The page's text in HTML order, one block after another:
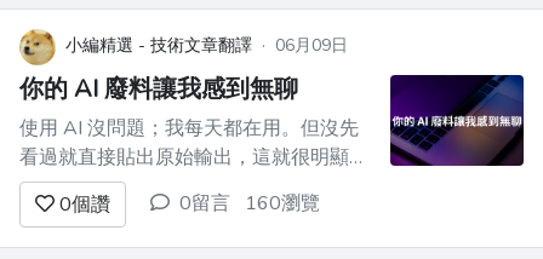
化。 重點是 **徹底分工**。Jenkins 端只
負責丟出「失敗這件...
小編精選 - 技術文章翻譯 · 06月09日
你的 AI 廢料讓我感到無聊
使用 AI 沒問題；我每天都在用。但沒先
看過就直接貼出原始輸出，這就很明顯
了。 每隔一句就出現的長破折號。
README 裡的表情符號條列。那種看起
來很制式的橫幅圖，只是在暗示你的主
0個讚 0留言 160瀏覽